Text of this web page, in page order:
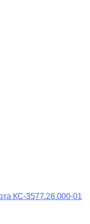
КС-3577.28.000-01